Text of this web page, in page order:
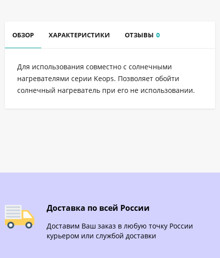
ОБЗОР ХАРАКТЕРИСТИКИ ОТЗЫВЫ 0
Для использования совместно с солнечными
нагревателями серии Keops. Позволяет обойти
солнечный нагреватель при его не использовании.
Доставка по всей России
Доставим Ваш заказ в любую точку России
курьером или службой доставки